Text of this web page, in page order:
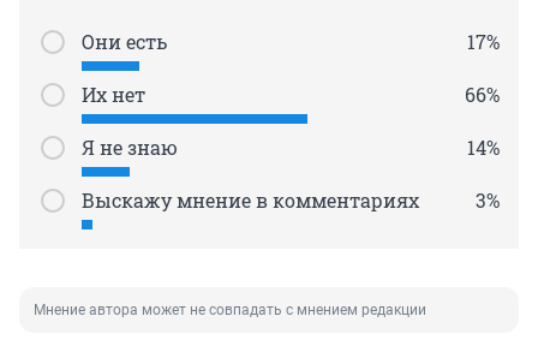
Они есть 17%
Их нет 66%
Я не знаю 14%
Выскажу мнение в комментариях 3%
Мнение автора может не совпадать с мнением редакции